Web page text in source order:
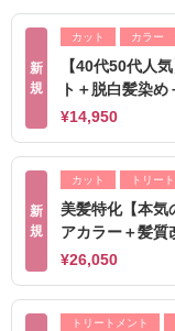
新
規
カット カラー
【40代50代人
ト＋脱白髪染め
¥14,950
新
規
カット トリー
美髪特化【本気
アカラー＋髪質
¥26,050
トリートメント